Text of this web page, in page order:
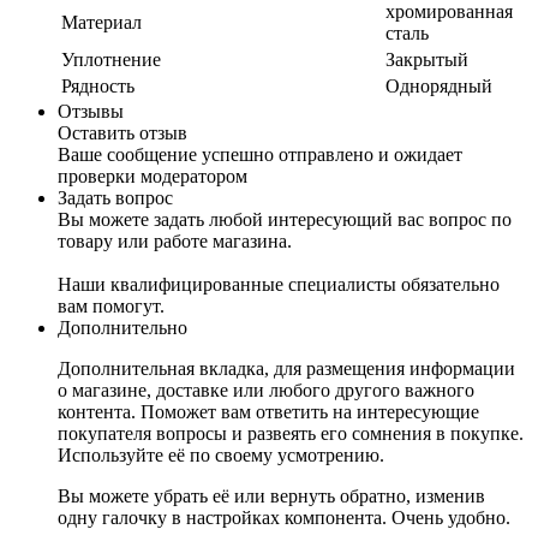
Материал
хромированная
сталь
Уплотнение
Закрытый
Рядность
Однорядный
Отзывы
Оставить отзыв
Ваше сообщение успешно отправлено и ожидает
проверки модератором
Задать вопрос
Вы можете задать любой интересующий вас вопрос по
товару или работе магазина.
Наши квалифицированные специалисты обязательно
вам помогут.
Дополнительно
Дополнительная вкладка, для размещения информации
о магазине, доставке или любого другого важного
контента. Поможет вам ответить на интересующие
покупателя вопросы и развеять его сомнения в покупке.
Используйте её по своему усмотрению.
Вы можете убрать её или вернуть обратно, изменив
одну галочку в настройках компонента. Очень удобно.